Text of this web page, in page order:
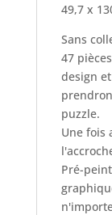
49,7 x
Sans
47
design
puzzle.
Une fois
Pré-